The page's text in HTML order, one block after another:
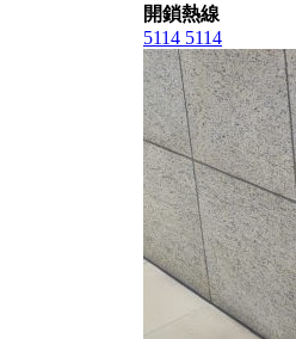
開鎖熱線
5114 5114